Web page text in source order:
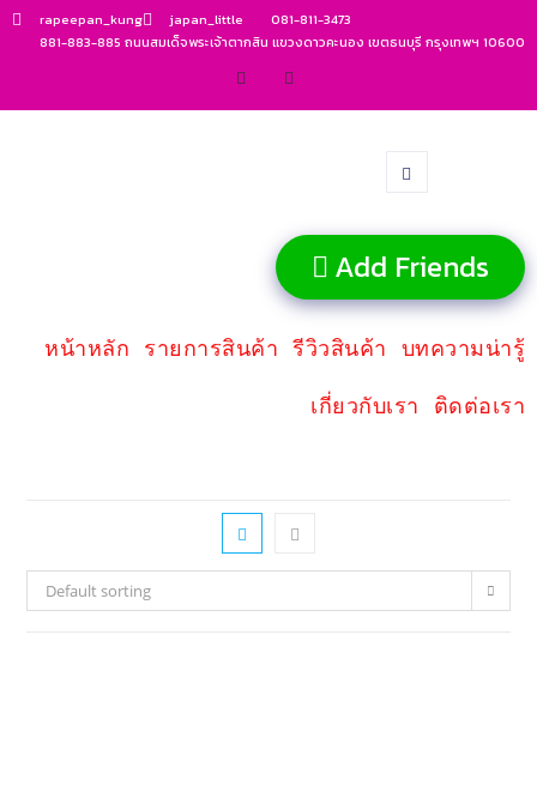
rapeepan_kung japan_little
081-811-3473
881-883-885 ถนนสมเด็จพระเจ้าตากสิน แขวงดาวคะนอง เขตธนบุรี กรุงเทพฯ 10600
Add Friends
หน้าหลัก รายการสินค้า รีวิวสินค้า บทความน่ารู้
เกี่ยวกับเรา
ติดต่อเรา
Default sorting